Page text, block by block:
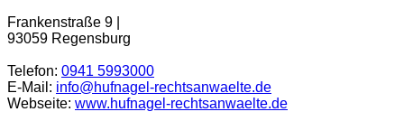
Frankenstraße 9 |
93059 Regensburg
Telefon: 0941 5993000
E-Mail: info@hufnagel-rechtsanwaelte.de
Webseite: www.hufnagel-rechtsanwaelte.de